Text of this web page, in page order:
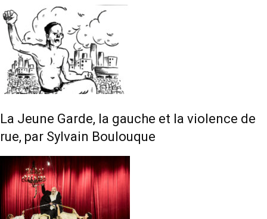
La Jeune Garde, la gauche et la violence de
rue, par Sylvain Boulouque